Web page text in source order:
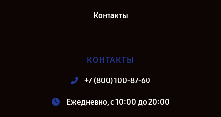
Контакты
КОНТАКТЫ
+7 (800) 100-87-60
Ежедневно, с 10:00 до 20:00